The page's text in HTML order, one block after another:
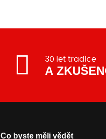
30 let tradice
A
Co byste měli vědět